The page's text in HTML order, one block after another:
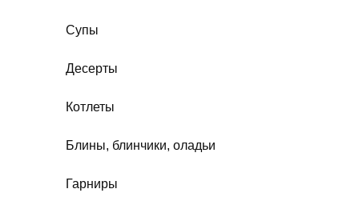
Супы
Десерты
Котлеты
Блины, блинчики, оладьи
Гарниры